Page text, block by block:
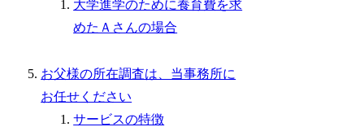
大学進学のために養育費を求
めたＡさんの場合
お父様の所在調査は、当事務所に
お任せください
サービスの特徴